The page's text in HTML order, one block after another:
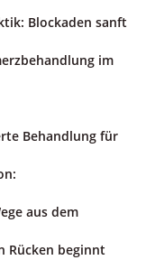
Blockaden sanft
im
Behandlung für
aus dem
Rücken beginnt